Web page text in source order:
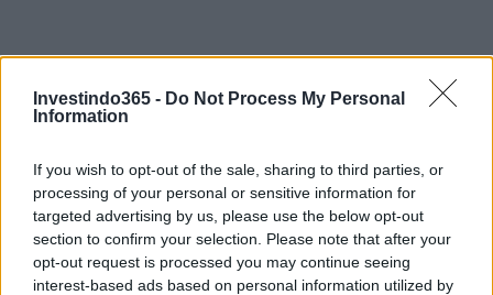
Investindo365 - Do Not Process My Personal
Information
If you wish to opt-out of the sale, sharing to third parties, or
processing of your personal or sensitive information for
targeted advertising by us, please use the below opt-out
section to confirm your selection. Please note that after your
opt-out request is processed you may continue seeing
interest-based ads based on personal information utilized by